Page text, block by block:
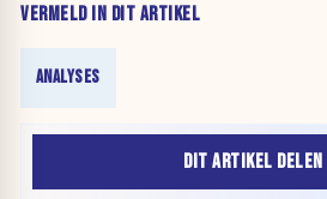
VERMELD IN DIT ARTIKEL
ANALYSES
DIT ARTIKEL DELEN